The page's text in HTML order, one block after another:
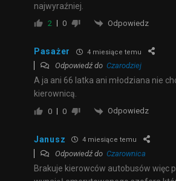
najwyraźniej.
2 0 Odpowiedz
Pasażer 4 miesiące temu
Odpowiedź do Czarodziej
A ja ani 66 latka ani młodziana nie
kierownicą.
0 0 Odpowiedz
Janusz 4 miesiące temu
Odpowiedź do Czarownica
Brakuje kierowców autobusów więc